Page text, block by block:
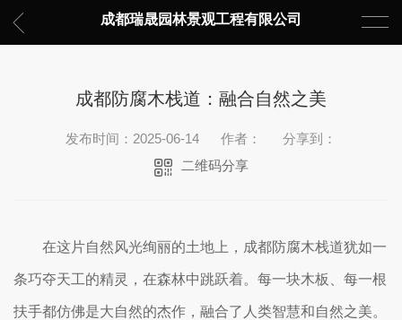
成都瑞晟园林景观工程有限公司
成都防腐木栈道：融合自然之美
发布时间：2025-06-14 作者：
分享到：
二维码分享
在这片自然风光绚丽的土地上，成都防腐木栈道犹如一
条巧夺天工的精灵，在森林中跳跃着。每一块木板、每一根
扶手都仿佛是大自然的杰作，融合了人类智慧和自然之美。